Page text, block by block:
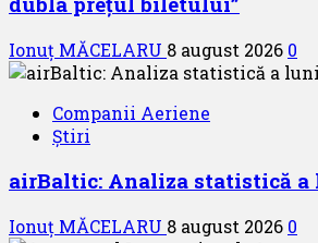
Ionuț MĂCELARU 8 august 2026 0
Companii Aeriene
Știri
airBaltic: Analiza statistică
Ionuț MĂCELARU 8 august 2026 0